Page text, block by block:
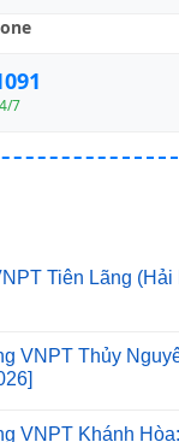
7
Tiên Lãng
VNPT Thủy
VNPT Khánh